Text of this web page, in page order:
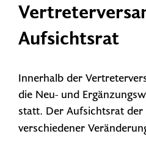
Aufsichtsrat
Innerhalb der
die Neu- und
statt. Der Aufsichtsrat
verschiedener